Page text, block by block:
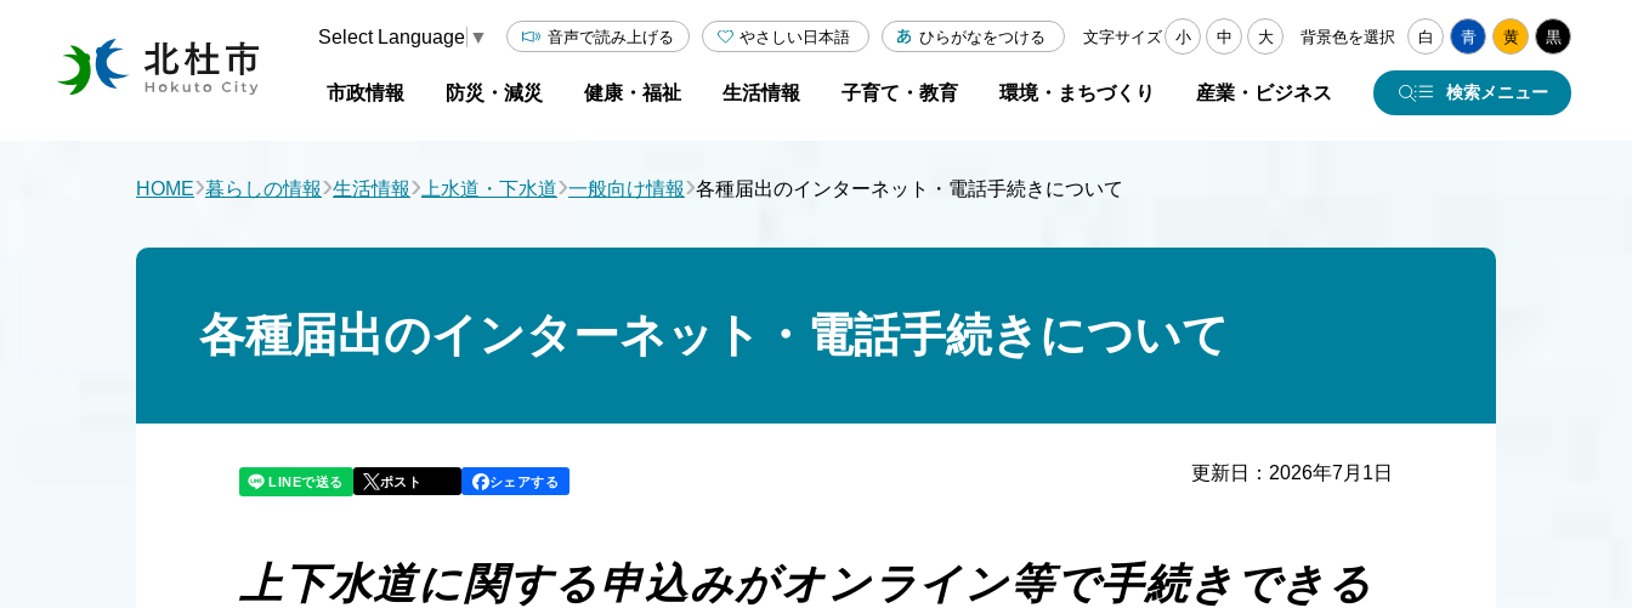
Select Language ▼ 音声で読み上げる やさしい日本語 ひらがなをつける 文字サイズ 小 中 大 背景色を選択 白 青 黄 黒
市政情報 防災・減災 健康・福祉 生活情報 子育て・教育 環境・まちづくり 産業・ビジネス 検索メニュー
HOME›暮らしの情報›生活情報› 上水道・下水道›一般向け情報›各種届出のインターネット・電話手続きについて
各種届出のインターネット・電話手続きについて
LINEで送る ポスト シェアする 更新日： 2026年7月1日
上下水道に関する申込みがオンライン等で手続きできる